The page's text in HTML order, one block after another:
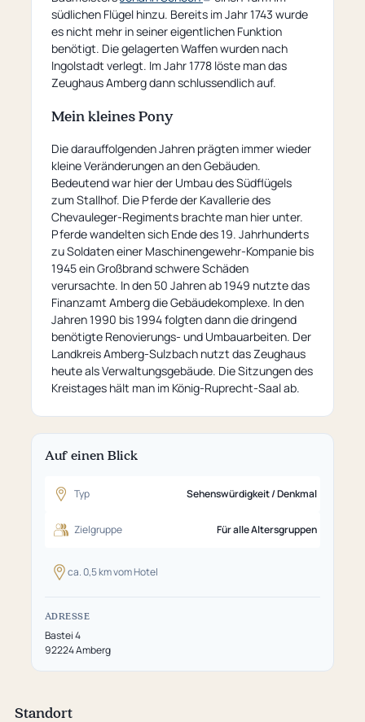
externe
Seite)
südlichen Flügel hinzu. Bereits im Jahr 1743 wurde
es nicht mehr in seiner eigentlichen Funktion
benötigt. Die gelagerten Waffen wurden nach
Ingolstadt verlegt. Im Jahr 1778 löste man das
Zeughaus Amberg dann schlussendlich auf.
Mein kleines Pony
Die darauffolgenden Jahren prägten immer wieder
kleine Veränderungen an den Gebäuden.
Bedeutend war hier der Umbau des Südflügels
zum Stallhof. Die Pferde der Kavallerie des
Chevauleger-Regiments brachte man hier unter.
Pferde wandelten sich Ende des 19. Jahrhunderts
zu Soldaten einer Maschinengewehr-Kompanie bis
1945 ein Großbrand schwere Schäden
verursachte. In den 50 Jahren ab 1949 nutzte das
Finanzamt Amberg die Gebäudekomplexe. In den
Jahren 1990 bis 1994 folgten dann die dringend
benötigte Renovierungs- und Umbauarbeiten. Der
Landkreis Amberg-Sulzbach nutzt das Zeughaus
heute als Verwaltungsgebäude. Die Sitzungen des
Kreistages hält man im König-Ruprecht-Saal ab.
Auf einen Blick
Typ Sehenswürdigkeit / Denkmal
Zielgruppe Für alle Altersgruppen
ca. 0,5 km vom Hotel
ADRESSE
Bastei 4
92224 Amberg
Standort